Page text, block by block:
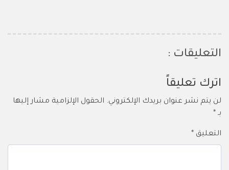
التعليقات :
اترك تعليقاً
لن يتم نشر عنوان بريدك الإلكتروني. الحقول الإلزامية مشار إليها
بـ *
التعليق *